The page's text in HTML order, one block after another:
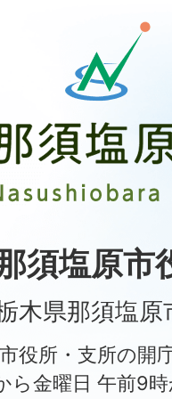
須塩原市
木県那須塩原
市役所・支所の開
ら金曜日 午前9